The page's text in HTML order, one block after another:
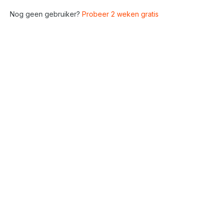
Nog geen gebruiker? Probeer 2 weken gratis